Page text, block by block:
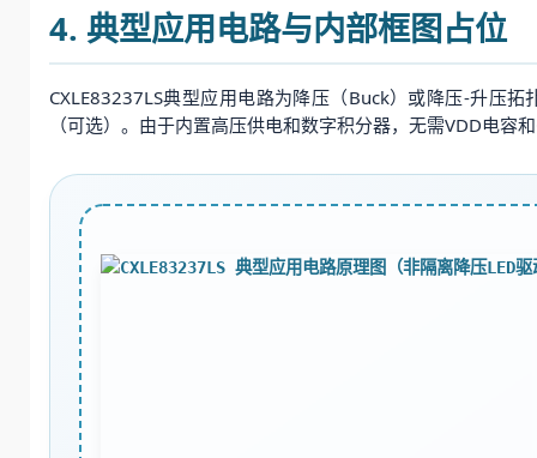
4. 典型应用电路与内部框图占位
CXLE83237LS典型应用电路为降压（Buck）或降压-升压
（可选）。由于内置高压供电和数字积分器，无需VDD电